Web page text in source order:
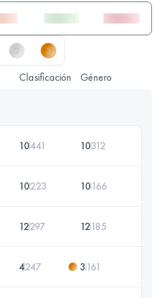
Clasificación Género
10441 10312
10223 10166
12297 12185
4247 3 161